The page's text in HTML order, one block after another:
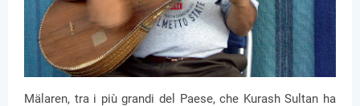
Mälaren, tra i più grandi del Paese, che Kurash Sultan ha